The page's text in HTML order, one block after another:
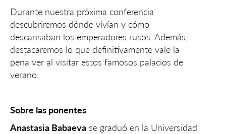
Durante nuestra próxima conferencia
descubriremos dónde vivían y cómo
descansaban los emperadores rusos. Además,
destacaremos lo que definitivamente vale la
pena ver al visitar estos famosos palacios de
verano.
Sobre las ponentes
Anastasia Babaeva se graduó en la Universidad